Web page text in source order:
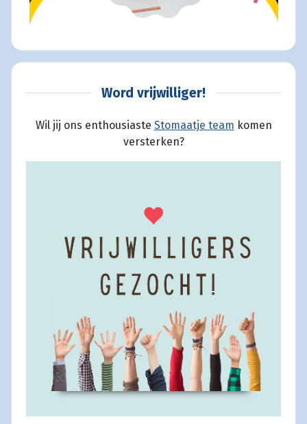
Word vrijwilliger!
Wil jij ons enthousiaste Stomaatje team komen
versterken?